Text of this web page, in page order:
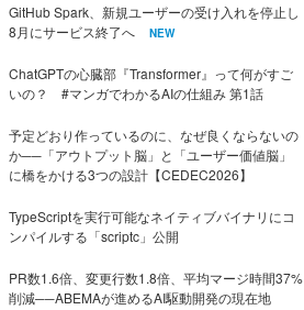
GitHub Spark、新規ユーザーの受け入れを停止し
8月にサービス終了へ
NEW
ChatGPTの心臓部『Transformer』って何がすご
いの？ #マンガでわかるAIの仕組み 第1話
予定どおり作っているのに、なぜ良くならないの
か──「アウトプット脳」と「ユーザー価値脳」
に橋をかける3つの設計【CEDEC2026】
TypeScriptを実行可能なネイティブバイナリにコ
ンパイルする「scriptc」公開
PR数1.6倍、変更行数1.8倍、平均マージ時間37%
削減──ABEMAが進めるAI駆動開発の現在地